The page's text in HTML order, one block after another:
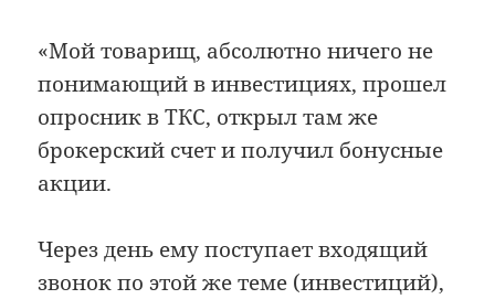
«Мой товарищ, абсолютно ничего не
понимающий в инвестициях, прошел
опросник в ТКС, открыл там же
брокерский счет и получил бонусные
акции.
Через день ему поступает входящий
звонок по этой же теме (инвестиций),